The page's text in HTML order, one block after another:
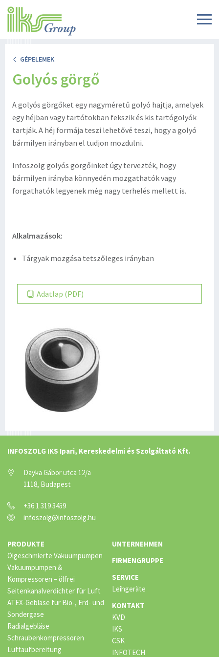
GÉPELEMEK
Golyós görgő
A golyós görgőket egy nagyméretű golyó hajtja, amelyek
egy héjban vagy tartótokban fekszik és kis tartógolyók
tartják. A héj formája teszi lehetővé teszi, hogy a golyó
bármilyen irányban el tudjon mozdulni.
Infoszolg golyós görgőinket úgy tervezték, hogy
bármilyen irányba könnyedén mozgathatók vagy
forgathatók legyenek még nagy terhelés mellett is.
Alkalmazások:
Tárgyak mozgása tetszőleges irányban
Adatlap (PDF)
INFOSZOLG IKS Ipari, Kereskedelmi és Szolgáltató Kft.
Dayka Gábor utca 12/a
1118, Budapest
+36 1 319 3459
infoszolg@infoszolg.hu
PRODUKTE
Ölgeschmierte Vakuumpumpen
Vakuumpumpen &
Kompressoren – ölfrei
Seitenkanalverdichter für Luft
ATEX-Gebläse für Bio-, Erd- und
Sondergase
Radialgebläse
Schraubenkompressoren
Luftaufbereitung
UNTERNEHMEN
FIRMENGRUPPE
SERVICE
Leihgeräte
KONTAKT
KVD
IKS
CSK
INFOTECH